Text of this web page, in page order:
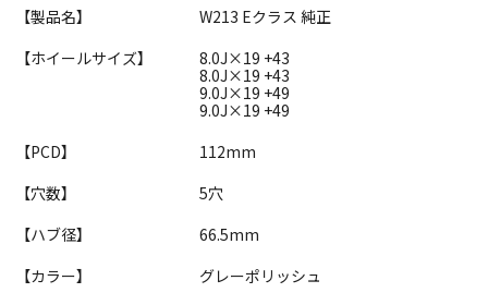
【製品名】
W213 Eクラス 純正
【ホイールサイズ】
8.0J×19 +43
8.0J×19 +43
9.0J×19 +49
9.0J×19 +49
【PCD】
112mm
【穴数】
5穴
【ハブ径】
66.5mm
【カラー】
グレーポリッシュ